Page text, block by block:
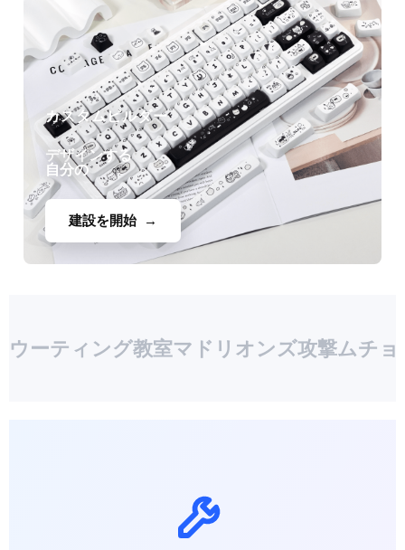
カスタムビルダー
デザインする
自分の
建設を開始
ウーティング教室マドリオンズ攻撃ムチョ